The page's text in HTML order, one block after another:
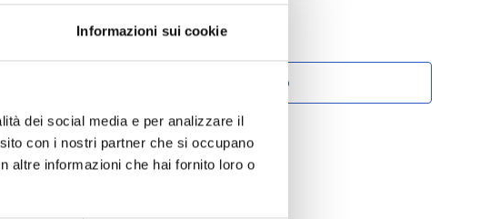
Informazioni sui cookie
dei social media e per analizzare il
con i nostri partner che si occupano
altre informazioni che hai fornito loro o
Aggiungi al preventivo